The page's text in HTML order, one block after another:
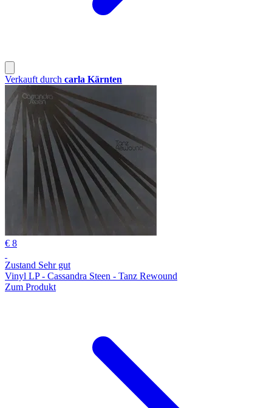
Verkauft durch carla Kärnten
€ 8
Zustand Sehr gut
Vinyl LP - Cassandra Steen - Tanz Rewound
Zum Produkt